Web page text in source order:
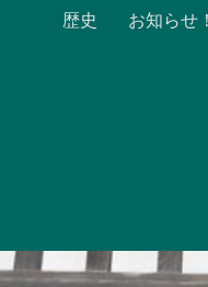
歴史 お知らせ